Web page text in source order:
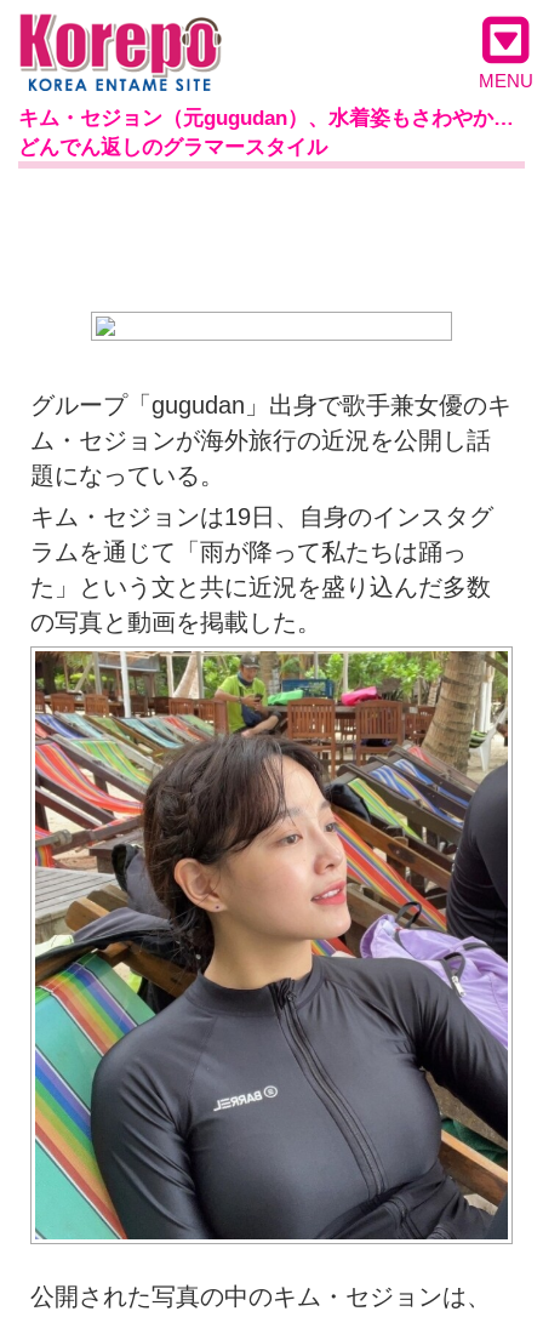
MENU
キム・セジョン（元gugudan）、水着姿もさわやか…
どんでん返しのグラマースタイル
グループ「gugudan」出身で歌手兼女優のキ
ム・セジョンが海外旅行の近況を公開し話
題になっている。
キム・セジョンは19日、自身のインスタグ
ラムを通じて「雨が降って私たちは踊っ
た」という文と共に近況を盛り込んだ多数
の写真と動画を掲載した。
公開された写真の中のキム・セジョンは、